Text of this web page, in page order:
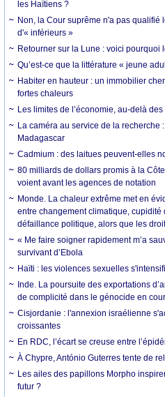
les Haïtiens ?
Non, la Cour suprême n'a pas qualifié
d'« inférieurs »
Retourner sur la Lune : voici pourquoi
Qu’est-ce que la littérature « jeune
Habiter en hauteur : un immobilier
fortes chaleurs
Les limites de l’économie, au-delà
La caméra au service de la recherche
Madagascar
Cadmium : des laitues peuvent-elles
80 milliards de dollars promis à la
voient avant les agences de notation
Monde. La chaleur extrême met en
entre changement climatique,
défaillance politique, alors que les
« Me faire soigner rapidement m’a
survivant d’Ebola
Haïti : les violences sexuelles
Inde. La poursuite des exportations
de complicité dans le génocide en
Cisjordanie : l'annexion israélienne
croissantes
En RDC, l’écart se creuse entre
À Chypre, António Guterres tente de
Les ailes des papillons Morpho
futur ?